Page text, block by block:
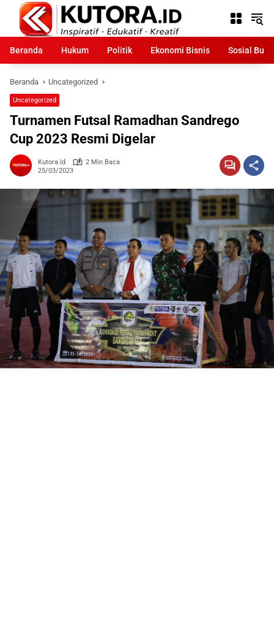
Langsung
konten
Beranda
Hukum Politik Ekonomi Bisnis Sosial
Beranda Uncategorized
Uncategorized
Turnamen Futsal Ramadhan Sandrego
Cup 2023 Resmi Digelar
Kutora.id
2 Min Baca
25/03/2023